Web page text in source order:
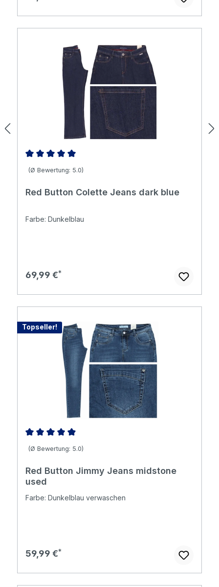
Durchschnittliche Bewertung von 5 von 5 Sternen
(Ø Bewertung: 5.0)
Red Button Colette Jeans dark blue
Farbe: Dunkelblau
Regulärer Preis:
69,99 €
Topseller!
Durchschnittliche Bewertung von 4.98 von 5 Sternen
(Ø Bewertung: 5.0)
Red Button Jimmy Jeans midstone
used
Farbe: Dunkelblau verwaschen
Regulärer Preis:
59,99 €